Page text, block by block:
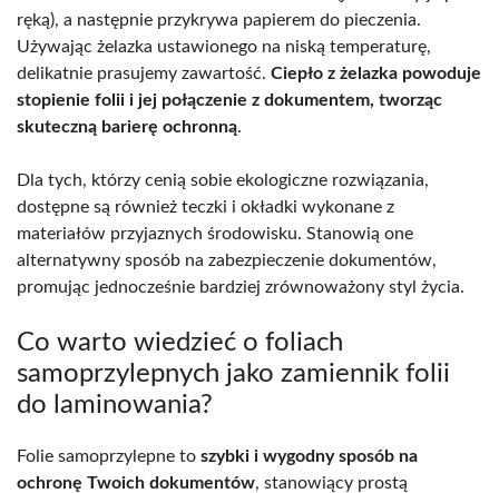
ręką), a następnie przykrywa papierem do pieczenia.
Używając żelazka ustawionego na niską temperaturę,
delikatnie prasujemy zawartość. Ciepło z żelazka powoduje
stopienie folii i jej połączenie z dokumentem, tworząc
skuteczną barierę ochronną.
Dla tych, którzy cenią sobie ekologiczne rozwiązania,
dostępne są również teczki i okładki wykonane z
materiałów przyjaznych środowisku. Stanowią one
alternatywny sposób na zabezpieczenie dokumentów,
promując jednocześnie bardziej zrównoważony styl życia.
Co warto wiedzieć o foliach
samoprzylepnych jako zamiennik folii
do laminowania?
Folie samoprzylepne to szybki i wygodny sposób na
ochronę Twoich dokumentów, stanowiący prostą